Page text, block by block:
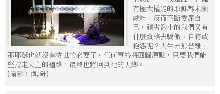
有極大權能的耶穌都未顯
威能、反而不斷委屈自
己，頑劣渺小的我們又有
什麼資格去驕傲、自誇或
抱怨呢？人生若無苦難、
那耶穌也就沒有救世的必要了。任何事終將回歸原點，只要我們能
堅持走天主的道路，最終也將回到祂的天鄉。
(攝影:山姆哥)